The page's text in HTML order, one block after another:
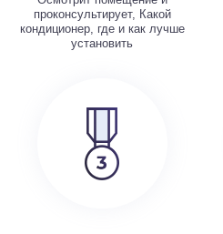
проконсультирует, Какой
кондиционер, где и как лучше
установить